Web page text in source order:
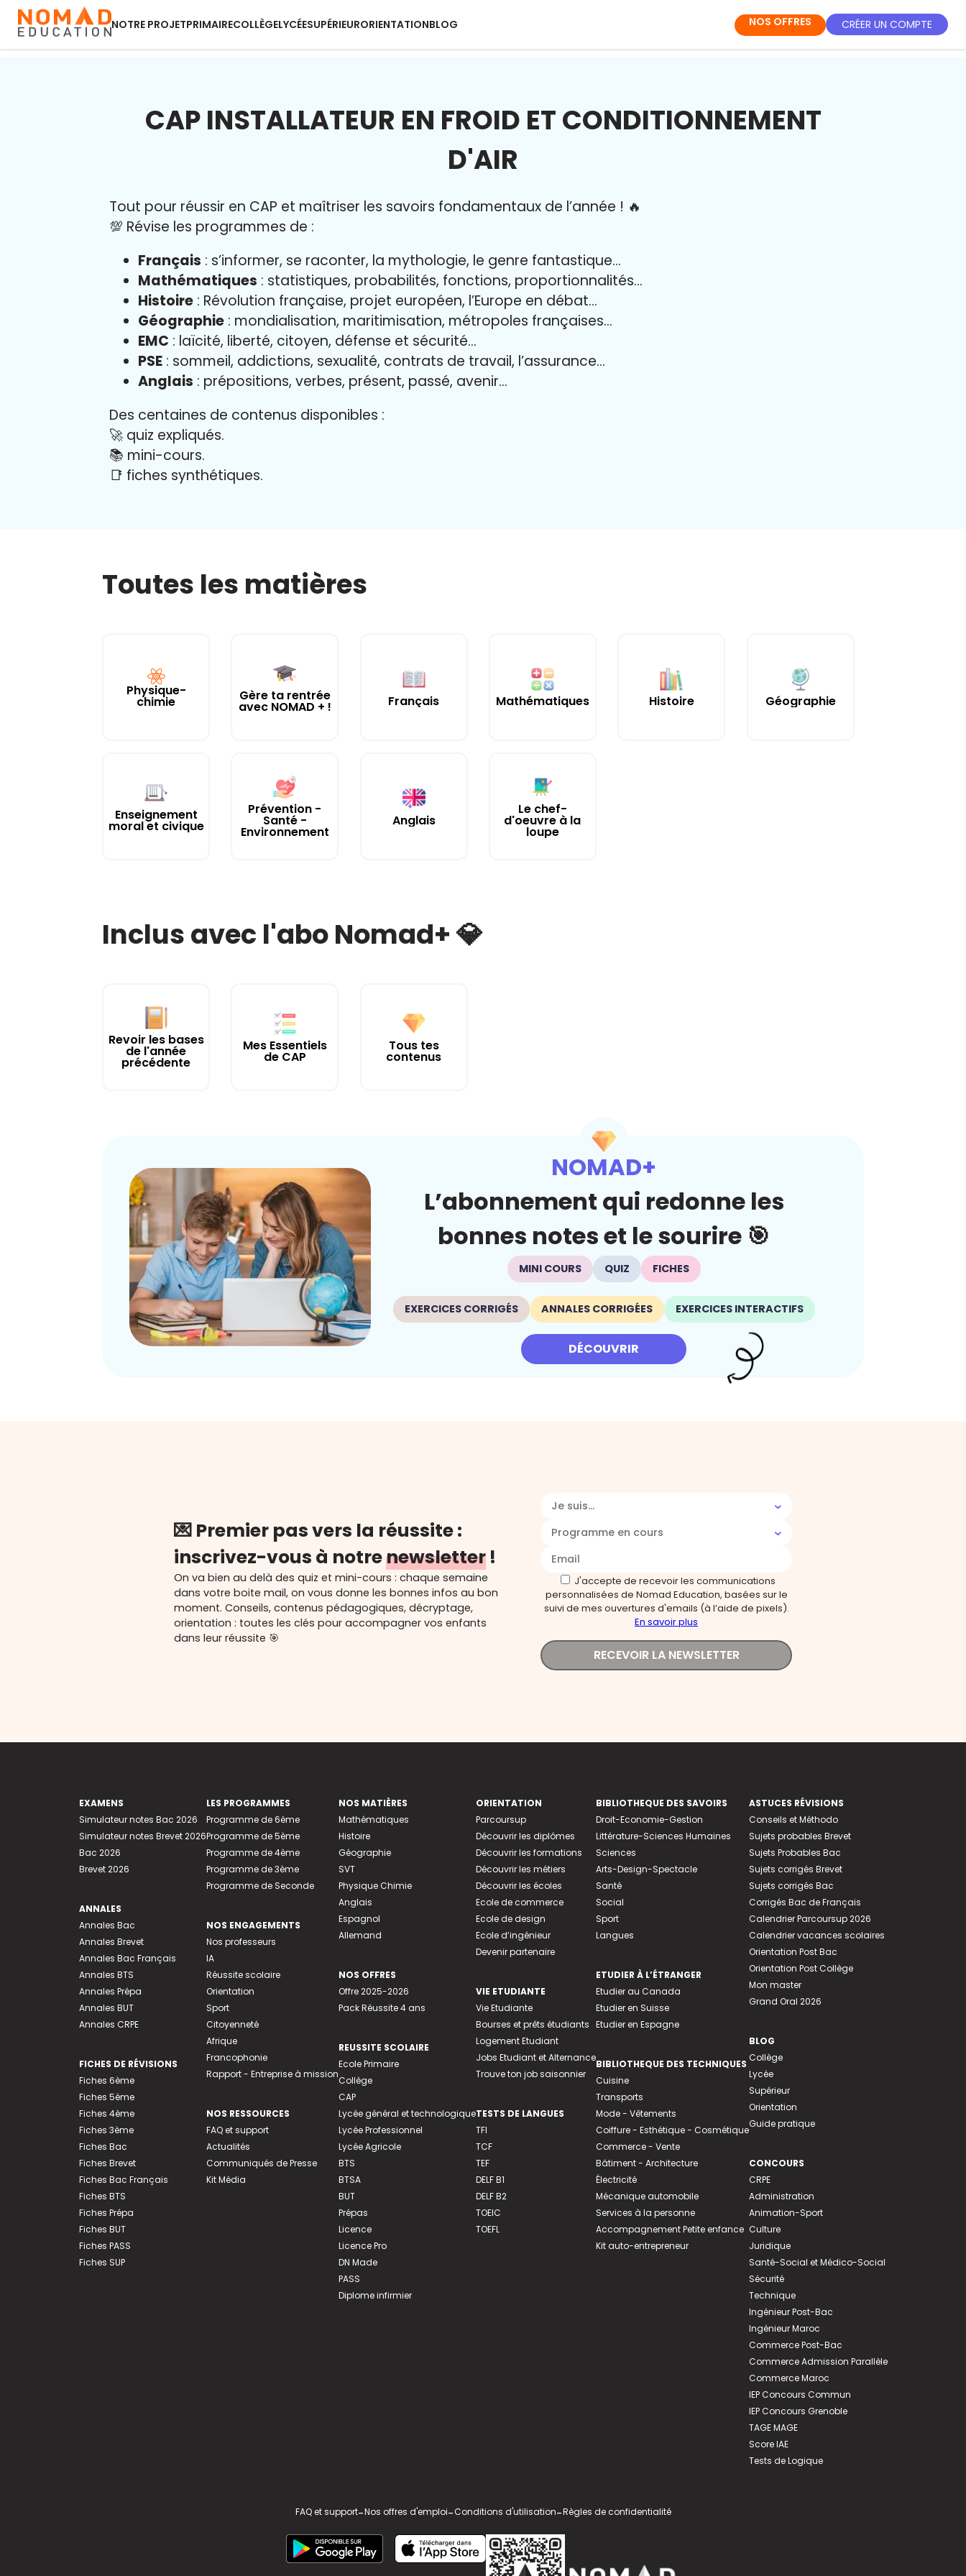
NOTRE PROJETPRIMAIRECOLLÈGELYCÉESUPÉRIEURORIENTATIONBLOG NOS OFFRES CRÉER UN COMPTE
CAP INSTALLATEUR EN FROID ET CONDITIONNEMENT
D'AIR
Tout pour réussir en CAP et maîtriser les savoirs fondamentaux de l’année ! 🔥
💯 Révise les programmes de :
Français : s’informer, se raconter, la mythologie, le genre fantastique…
Mathématiques : statistiques, probabilités, fonctions, proportionnalités…
Histoire : Révolution française, projet européen, l’Europe en débat…
Géographie : mondialisation, maritimisation, métropoles françaises…
EMC : laïcité, liberté, citoyen, défense et sécurité…
PSE : sommeil, addictions, sexualité, contrats de travail, l’assurance…
Anglais : prépositions, verbes, présent, passé, avenir…
Des centaines de contenus disponibles :
🚀 quiz expliqués.
📚 mini-cours.
📑 fiches synthétiques.
Toutes les matières
Physique-
chimie Gère ta rentrée
avec NOMAD + ! Français Mathématiques Histoire Géographie
Enseignement
moral et civique
Prévention -
Santé -
Environnement
Anglais
Le chef-
d'oeuvre à la
loupe
Inclus avec l'abo Nomad+ 💎
Revoir les bases
de l'année
précédente
Mes Essentiels
de CAP
Tous tes
contenus
NOMAD+
L’abonnement qui redonne les
bonnes notes et le sourire 🎯
MINI COURS QUIZ FICHES
EXERCICES CORRIGÉS ANNALES CORRIGÉES EXERCICES INTERACTIFS
DÉCOUVRIR
💌 Premier pas vers la réussite :
inscrivez-vous à notrenewsletter !
On va bien au delà des quiz et mini-cours : chaque semaine
dans votre boite mail, on vous donne les bonnes infos au bon
moment. Conseils, contenus pédagogiques, décryptage,
orientation : toutes les clés pour accompagner vos enfants
dans leur réussite 🎯
Je suis...
Programme en cours
J'accepte de recevoir les communications
personnalisées de Nomad Education, basées sur le
suivi de mes ouvertures d'emails (à l’aide de pixels).
En savoir plus
RECEVOIR LA NEWSLETTER
EXAMENS
Simulateur notes Bac 2026
Simulateur notes Brevet 2026
Bac 2026
Brevet 2026
ANNALES
Annales Bac
Annales Brevet
Annales Bac Français
Annales BTS
Annales Prépa
Annales BUT
Annales CRPE
FICHES DE RÉVISIONS
Fiches 6ème
Fiches 5ème
Fiches 4ème
Fiches 3ème
Fiches Bac
Fiches Brevet
Fiches Bac Français
Fiches BTS
Fiches Prépa
Fiches BUT
Fiches PASS
Fiches SUP
LES PROGRAMMES
Programme de 6ème
Programme de 5ème
Programme de 4ème
Programme de 3ème
Programme de Seconde
NOS ENGAGEMENTS
Nos professeurs
IA
Réussite scolaire
Orientation
Sport
Citoyenneté
Afrique
Francophonie
Rapport - Entreprise à mission
NOS RESSOURCES
FAQ et support
Actualités
Communiqués de Presse
Kit Média
NOS MATIÈRES
Mathématiques
Histoire
Géographie
SVT
Physique Chimie
Anglais
Espagnol
Allemand
NOS OFFRES
Offre 2025-2026
Pack Réussite 4 ans
REUSSITE SCOLAIRE
Ecole Primaire
Collège
CAP
Lycée général et technologique
Lycée Professionnel
Lycée Agricole
BTS
BTSA
BUT
Prépas
Licence
Licence Pro
DN Made
PASS
Diplome infirmier
ORIENTATION
Parcoursup
Découvrir les diplômes
Découvrir les formations
Découvrir les métiers
Découvrir les écoles
Ecole de commerce
Ecole de design
Ecole d’ingénieur
Devenir partenaire
VIE ETUDIANTE
Vie Etudiante
Bourses et prêts étudiants
Logement Etudiant
Jobs Etudiant et Alternance
Trouve ton job saisonnier
TESTS DE LANGUES
TFI
TCF
TEF
DELF B1
DELF B2
TOEIC
TOEFL
BIBLIOTHEQUE DES SAVOIRS
Droit-Economie-Gestion
Littérature-Sciences Humaines
Sciences
Arts-Design-Spectacle
Santé
Social
Sport
Langues
ETUDIER À L’ÉTRANGER
Etudier au Canada
Etudier en Suisse
Etudier en Espagne
BIBLIOTHEQUE DES TECHNIQUES
Cuisine
Transports
Mode - Vêtements
Coiffure - Esthétique - Cosmétique
Commerce - Vente
Bâtiment - Architecture
Électricité
Mécanique automobile
Services à la personne
Accompagnement Petite enfance
Kit auto-entrepreneur
ASTUCES RÉVISIONS
Conseils et Méthodo
Sujets probables Brevet
Sujets Probables Bac
Sujets corrigés Brevet
Sujets corrigés Bac
Corrigés Bac de Français
Calendrier Parcoursup 2026
Calendrier vacances scolaires
Orientation Post Bac
Orientation Post Collège
Mon master
Grand Oral 2026
BLOG
Collège
Lycée
Supérieur
Orientation
Guide pratique
CONCOURS
CRPE
Administration
Animation-Sport
Culture
Juridique
Santé-Social et Médico-Social
Sécurité
Technique
Ingénieur Post-Bac
Ingénieur Maroc
Commerce Post-Bac
Commerce Admission Parallèle
Commerce Maroc
IEP Concours Commun
IEP Concours Grenoble
TAGE MAGE
Score IAE
Tests de Logique
FAQ et support-Nos offres d'emploi-Conditions d'utilisation-Règles de confidentialité